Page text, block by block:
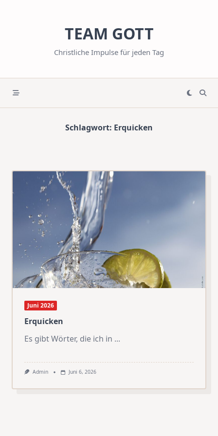
TEAM GOTT
Christliche Impulse für jeden Tag
Schlagwort: Erquicken
Juni 2026
Erquicken
Es gibt Wörter, die ich in ...
Admin Juni 6, 2026